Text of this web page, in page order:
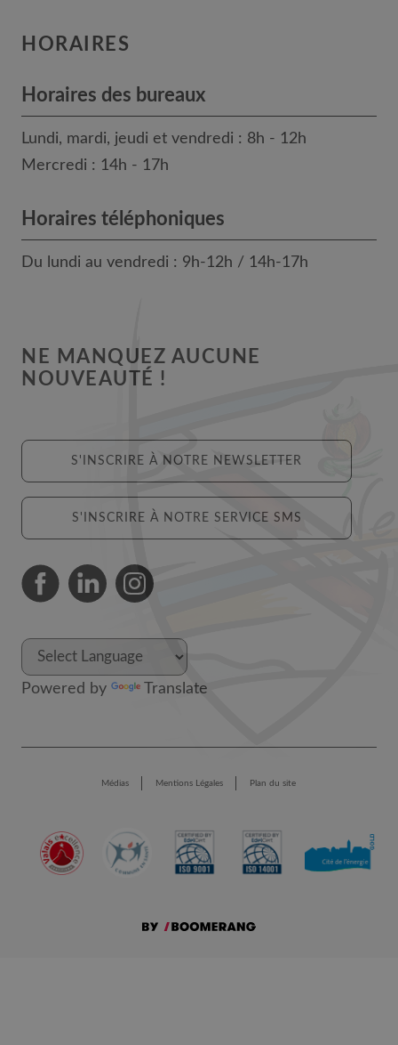
HORAIRES
Horaires des bureaux
Lundi, mardi, jeudi et vendredi : 8h - 12h
Mercredi : 14h - 17h
Horaires téléphoniques
Du lundi au vendredi : 9h-12h / 14h-17h
NE MANQUEZ AUCUNE
NOUVEAUTÉ !
S'INSCRIRE À NOTRE NEWSLETTER
S'INSCRIRE À NOTRE SERVICE SMS
Powered by Translate
Médias Mentions Légales Plan du site